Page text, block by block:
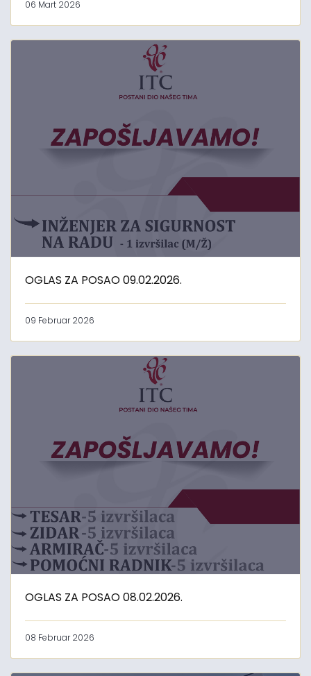
06 Mart 2026
OGLAS ZA POSAO 09.02.2026.
09 Februar 2026
OGLAS ZA POSAO 08.02.2026.
08 Februar 2026